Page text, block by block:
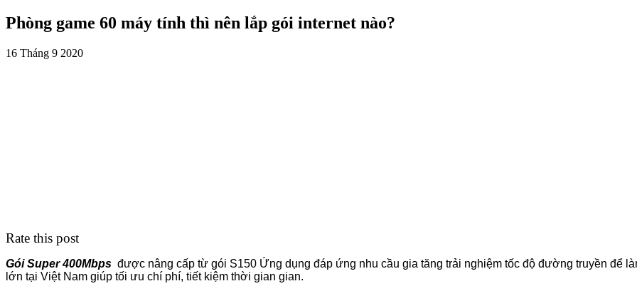
Phòng game 60 máy tính thì nên lắp gói internet nào?
16 Tháng 9 2020
Rate this post
Gói Super 400Mbps được nâng cấp từ gói S150 Ứng dụng đáp ứng nhu cầu gia tăng trải nghiệm tốc độ đường truyền để
lớn tại Việt Nam giúp tối ưu chí phí, tiết kiệm thời gian gian.